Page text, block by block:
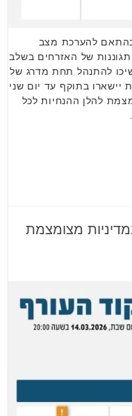
בהתאם להערכת מצב
של האזרחים בשלב
להתנהל תחת מדרג של
יישארו בתוקף עד יום שני
פעילות מצומצמת להלן ההנחיות לכל
מצומצמת